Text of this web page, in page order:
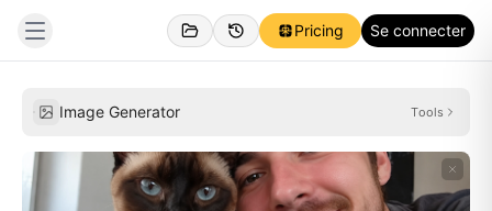
Pricing Se connecter
Image Generator Tools